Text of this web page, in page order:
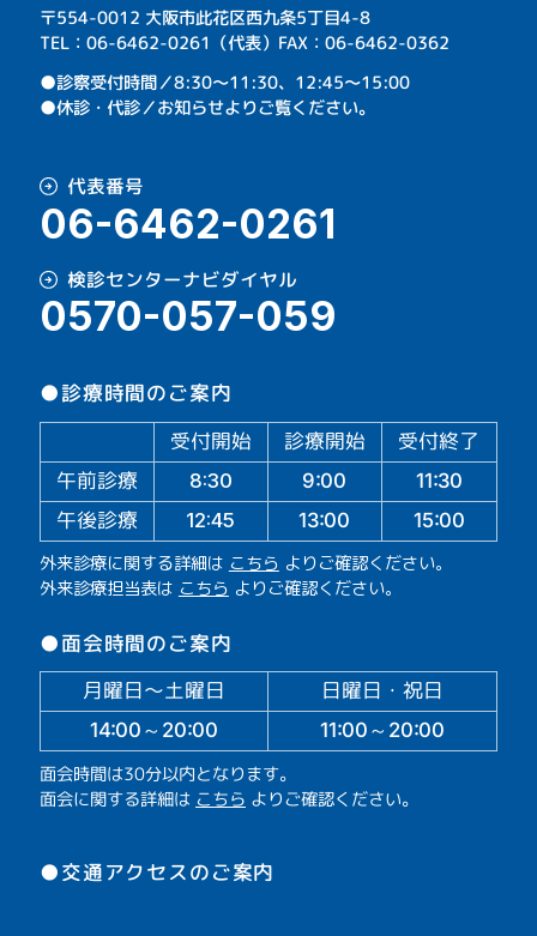
〒554-0012 大阪市此花区西九条5丁目4-8
TEL：06-6462-0261（代表）FAX：06-6462-0362
⁩●診察受付時間／8:30～11:30、12:45～15:00
●休診・代診／お知らせよりご覧ください。
代表番号
06-6462-0261
検診センターナビダイヤル
0570-057-059
●診療時間のご案内
受付開始 診療開始
受付終了
午前診療
8:30 9:00 11:30
午後診療 12:45 13:00 15:00
外来診療に関する詳細は こちら よりご確認ください。
外来診療担当表は こちら よりご確認ください。
●面会時間のご案内
月曜日～土曜日 日曜日・祝日
14:00～20:00 11:00～20:00
面会時間は30分以内となります。
面会に関する詳細は こちら よりご確認ください。
●交通アクセスのご案内